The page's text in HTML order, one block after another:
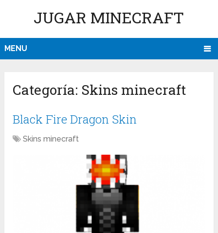
JUGAR MINECRAFT
MENU
Categoría: Skins minecraft
Black Fire Dragon Skin
Skins minecraft